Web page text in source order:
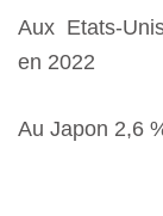
Aux Etats-
en 2022
Au Japon 2,6